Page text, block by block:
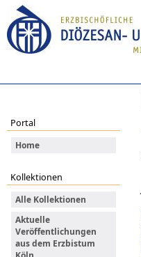
Portal
Home
Kollektionen
Alle Kollektionen
Aktuelle
Veröffentlichungen
aus dem Erzbistum